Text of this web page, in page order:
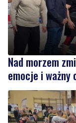
Nad morzem
emocje i ważny